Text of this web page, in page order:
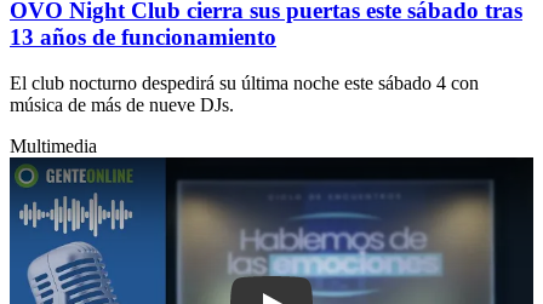
OVO Night Club cierra sus puertas este sábado tras
13 años de funcionamiento
El club nocturno despedirá su última noche este sábado 4 con
música de más de nueve DJs.
Multimedia